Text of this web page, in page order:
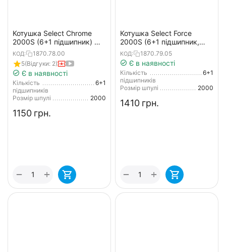
Котушка Select Chrome
2000S (6+1 підшипник) —
спінінгова з
низькопрофільною
шпулею, для тонких
шнурів
КОД:
1870.78.00
5(Відгуки: 2)
Є в наявності
Кількість
підшипників
6+1
Розмір шпулі
2000
‍1150‍ грн.
+
−
Котушка Select Force
2000S (6+1 підшипник,
4.8:1), низькопрофільна
шпуля
КОД: 1870.79.05
Є в наявності
Кількість
підшипників
6+1
Розмір шпулі
2000
‍1410‍ грн.
+
−